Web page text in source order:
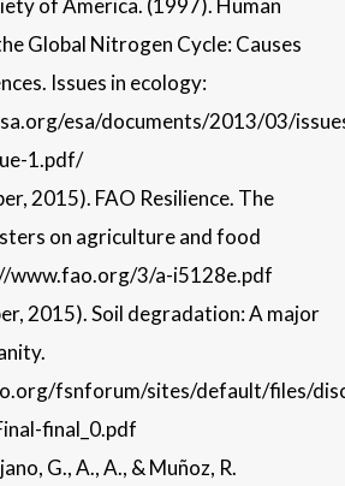
Global Nitrogen Cycle: Causes
Issues in ecology:
esa/documents/2013/03/
1.pdf/
2015). FAO Resilience. The
on agriculture and food
www.fao.org/3/a-i5128e.pdf
2015). Soil degradation: A major
fsnforum/sites/default/files/
final_0.pdf
G., A., A., & Muñoz, R.